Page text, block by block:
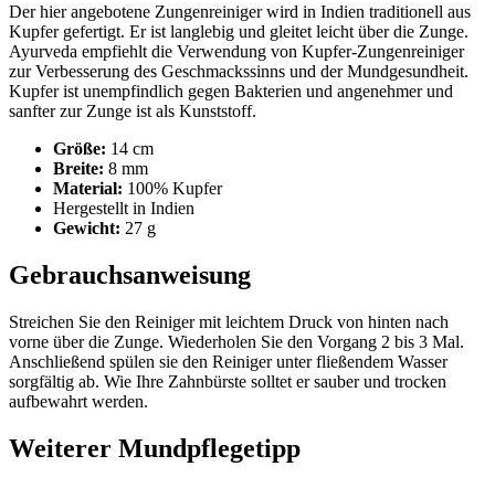
Der hier angebotene Zungenreiniger wird in Indien traditionell aus
Kupfer gefertigt. Er ist langlebig und gleitet leicht über die Zunge.
Ayurveda empfiehlt die Verwendung von Kupfer-Zungenreiniger
zur Verbesserung des Geschmackssinns und der Mundgesundheit.
Kupfer ist unempfindlich gegen Bakterien und angenehmer und
sanfter zur Zunge ist als Kunststoff.
Größe: 14 cm
Breite: 8 mm
Material: 100% Kupfer
Hergestellt in Indien
Gewicht: 27 g
Gebrauchsanweisung
Streichen Sie den Reiniger mit leichtem Druck von hinten nach
vorne über die Zunge. Wiederholen Sie den Vorgang 2 bis 3 Mal.
Anschließend spülen sie den Reiniger unter fließendem Wasser
sorgfältig ab. Wie Ihre Zahnbürste solltet er sauber und trocken
aufbewahrt werden.
Weiterer Mundpflegetipp